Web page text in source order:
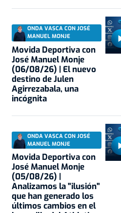
ONDA VASCA CON JOSÉ
MANUEL MONJE
Movida Deportiva con
José Manuel Monje
(06/08/26) | El nuevo
destino de Julen
Agirrezabala, una
incógnita
ONDA VASCA CON JOSÉ
MANUEL MONJE
Movida Deportiva con
José Manuel Monje
(05/08/26) |
Analizamos la "ilusión"
que han generado los
últimos cambios en el